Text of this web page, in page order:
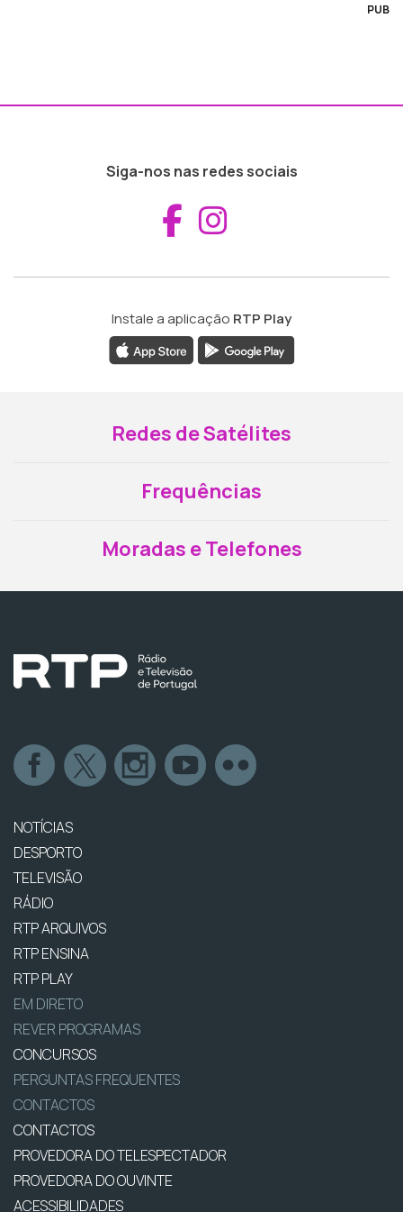
PUB
Siga-nos nas redes sociais
Aceder ao
Instale a aplicação RTP Play
Redes de Satélites
Frequências
Moradas e Telefones
NOTÍCIAS
DESPORTO
TELEVISÃO
RÁDIO
RTP ARQUIVOS
RTP ENSINA
RTP PLAY
EM DIRETO
REVER PROGRAMAS
CONCURSOS
PERGUNTAS FREQUENTES
CONTACTOS
CONTACTOS
PROVEDORA DO TELESPECTADOR
PROVEDORA DO OUVINTE
ACESSIBILIDADES